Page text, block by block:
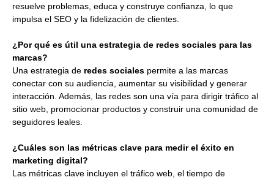
resuelve problemas, educa y construye confianza, lo que
impulsa el SEO y la fidelización de clientes.
¿Por qué es útil una estrategia de redes sociales para las
marcas?
Una estrategia de redes sociales permite a las marcas
conectar con su audiencia, aumentar su visibilidad y generar
interacción. Además, las redes son una vía para dirigir tráfico al
sitio web, promocionar productos y construir una comunidad de
seguidores leales.
¿Cuáles son las métricas clave para medir el éxito en
marketing digital?
Las métricas clave incluyen el tráfico web, el tiempo de